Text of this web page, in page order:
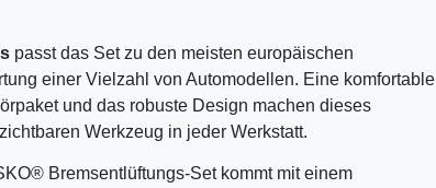
passt das Set zu den meisten europäischen
einer Vielzahl von Automodellen. Eine komfortable
und das robuste Design machen dieses
Werkzeug in jeder Werkstatt.
Bremsentlüftungs-Set kommt mit einem